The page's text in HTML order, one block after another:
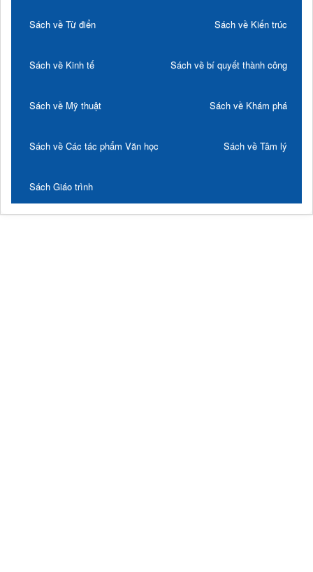
Sách về Từ điển Sách về Kiến trúc
Sách về Kinh tế Sách về bí quyết thành công
Sách về Mỹ thuật Sách về Khám phá
Sách về Các tác phẩm Văn học Sách về Tâm lý
Sách Giáo trình